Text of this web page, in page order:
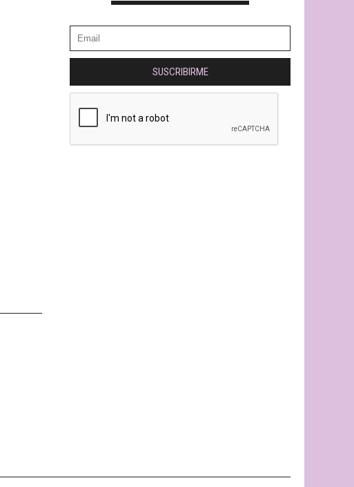
SUSCRIBIRME